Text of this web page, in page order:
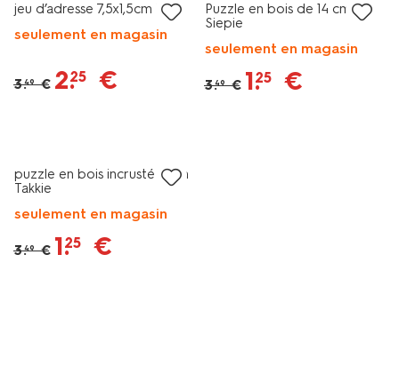
jeu d’adresse 7,5x1,5cm bois
seulement en magasin
3.49 € 2.
25 €
Puzzle en bois de 14 cm
Siepie
seulement en magasin
3.49 € 1.
25 €
puzzle en bois incrusté 14cm
Takkie
seulement en magasin
3.49 € 1.
25 €